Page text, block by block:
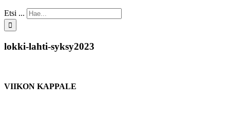
Etsi ...
lokki-lahti-syksy2023
VIIKON KAPPALE